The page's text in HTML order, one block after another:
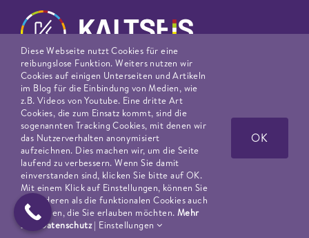
IMPRESSUM
DATENSCHUTZERKLÄRUNG
KI RICHTLINIE
© 2023, Dr. Markus Kaltseis LL.M.
Diese Webseite nutzt Cookies für eine
reibungslose Funktion. Weiters nutzen wir
Cookies auf einigen Unterseiten und Artikeln
im Blog für die Einbindung von Medien, wie
z.B. Videos von Youtube. Eine dritte Art
Cookies, die zum Einsatz kommt, sind die
sogenannten Tracking Cookies, mit denen wir
das Nutzerverhalten anonymisiert
aufzeichnen. Dies machen wir, um die Seite
laufend zu verbessern. Wenn Sie damit
einverstanden sind, klicken Sie bitte auf OK.
Mit einem Klick auf Einstellungen, können Sie
die anderen als die funktionalen Cookies auch
auswählen, die Sie erlauben möchten. Mehr
zum Datenschutz| Einstellungen
OK